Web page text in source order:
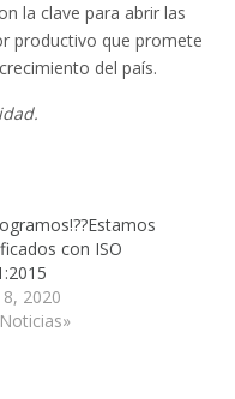
la clave para abrir las
productivo que promete
del país.
con ISO
2020